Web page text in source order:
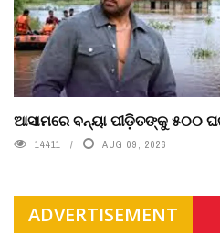
ଆସାମରେ ବନ୍ୟା ପୀଡ଼ିତଙ୍କୁ ୫୦୦
14411 AUG 09, 2026
ADVERTISEMENT